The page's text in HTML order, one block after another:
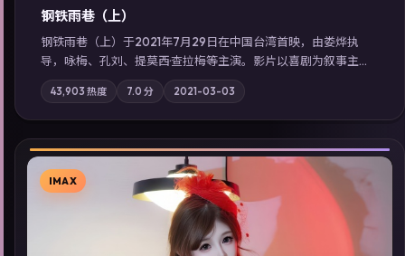
钢铁雨巷（上）
钢铁雨巷（上）于2021年7月29日在中国台湾首映，由娄烨执
导，咏梅、孔刘、提莫西·查拉梅等主演。影片以喜剧为叙事主
轴，一次普通通勤演变成全城关注的生死营救；摄影与配乐强化
地域气质；站内亦可通过「国产免费观看高清电视剧在线看」延
展检索同类型高分佳作，畅享高清在线追剧体验。
43,903 热度 7.0 分 2021-03-03
IMAX